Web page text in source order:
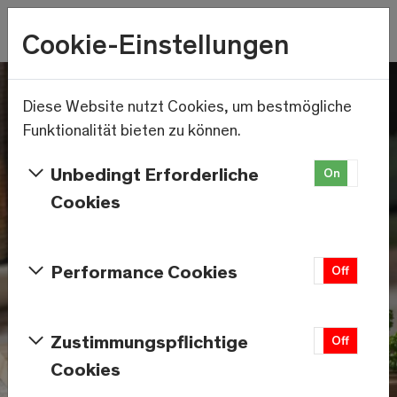
Skip to main content
17.3°C
Wetter
Cookie-Einstellungen
Diese Website nutzt Cookies, um bestmögliche
Funktionalität bieten zu können.
Unbedingt Erforderliche
Cookies
On
Performance Cookies Off
Zustimmungspflichtige
Cookies
Off